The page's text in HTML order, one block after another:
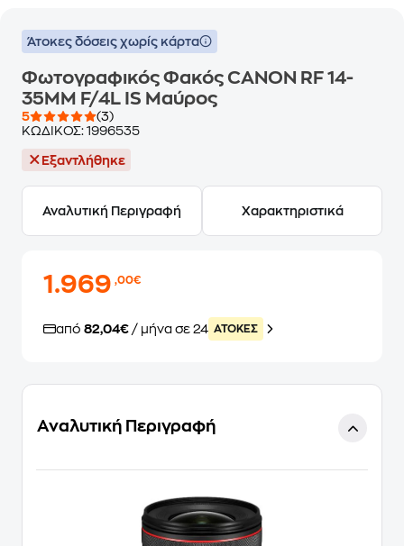
Άτοκες δόσεις χωρίς κάρτα
Φωτογραφικός Φακός CANON RF 14-
35MM F/4L IS Μαύρος
5
(3)
ΚΩΔΙΚΟΣ: 1996535
Εξαντλήθηκε
Αναλυτική Περιγραφή Χαρακτηριστικά
1.969,00€
από 82,04€ / μήνα σε 24 ATOKEΣ
Αναλυτική Περιγραφή